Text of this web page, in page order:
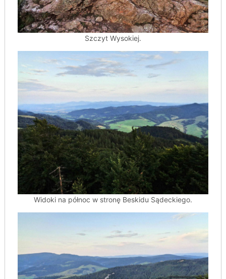
Szczyt Wysokiej.
Widoki na północ w stronę Beskidu Sądeckiego.